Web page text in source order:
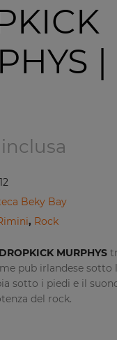
inclusa
Beky Bay
, Rock
MURPHYS
pub irlandese sotto
sotto i piedi e il
del rock.